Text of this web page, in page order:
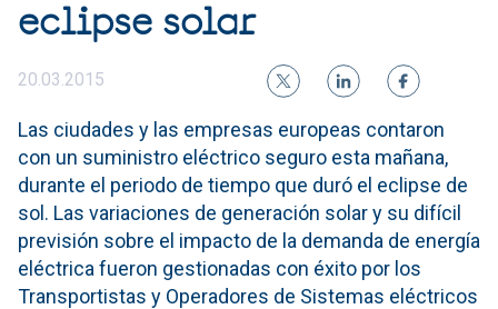
eclipse solar
20.03.2015
Las ciudades y las empresas europeas contaron
con un suministro eléctrico seguro esta mañana,
durante el periodo de tiempo que duró el eclipse de
sol. Las variaciones de generación solar y su difícil
previsión sobre el impacto de la demanda de energía
eléctrica fueron gestionadas con éxito por los
Transportistas y Operadores de Sistemas eléctricos